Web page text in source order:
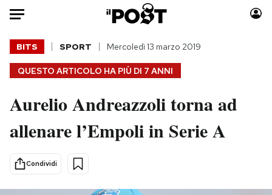
Auto
HOME
Italia
Politica
Tecnologia
Internet
Scienza
Moda
Consumismi
Media
QUESTO ARTICOLO HA PIÙ DI 7 ANNI
BITS SPORT Mercoledì 13 marzo 2019
Aurelio Andreazzoli torna ad
allenare l’Empoli in Serie A
Condividi